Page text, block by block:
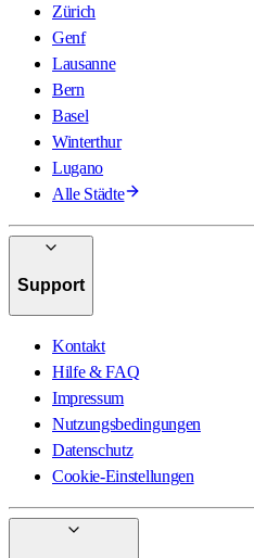
Zürich
Genf
Lausanne
Bern
Basel
Winterthur
Lugano
Alle Städte
Support
Kontakt
Hilfe & FAQ
Impressum
Nutzungsbedingungen
Datenschutz
Cookie-Einstellungen